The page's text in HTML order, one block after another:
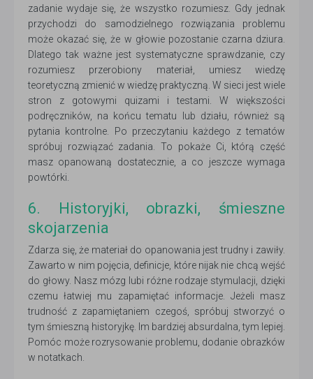
zadanie wydaje się, że wszystko rozumiesz. Gdy jednak
przychodzi do samodzielnego rozwiązania problemu
może okazać się, że w głowie pozostanie czarna dziura.
Dlatego tak ważne jest systematyczne sprawdzanie, czy
rozumiesz przerobiony materiał, umiesz wiedzę
teoretyczną zmienić w wiedzę praktyczną. W sieci jest wiele
stron z gotowymi quizami i testami. W większości
podręczników, na końcu tematu lub działu, również są
pytania kontrolne. Po przeczytaniu każdego z tematów
spróbuj rozwiązać zadania. To pokaże Ci, którą część
masz opanowaną dostatecznie, a co jeszcze wymaga
powtórki.
6. Historyjki, obrazki, śmieszne
skojarzenia
Zdarza się, że materiał do opanowania jest trudny i zawiły.
Zawarto w nim pojęcia, definicje, które nijak nie chcą wejść
do głowy. Nasz mózg lubi różne rodzaje stymulacji, dzięki
czemu łatwiej mu zapamiętać informacje. Jeżeli masz
trudność z zapamiętaniem czegoś, spróbuj stworzyć o
tym śmieszną historyjkę. Im bardziej absurdalna, tym lepiej.
Pomóc może rozrysowanie problemu, dodanie obrazków
w notatkach.